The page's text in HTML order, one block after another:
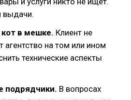
выдачи.
кот в мешке. Клиент не
агентство на том или ином
технические аспекты
подрядчики. В вопросах